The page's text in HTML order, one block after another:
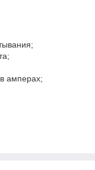
амперах;